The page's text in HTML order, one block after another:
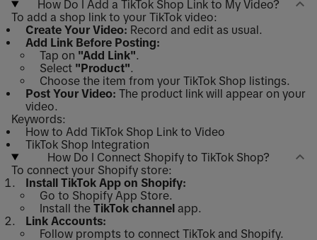
How Do I Add a TikTok Shop Link to My Video?
To add a shop link to your TikTok video:
Create Your Video: Record and edit as usual.
Add Link Before Posting:
Tap on "Add Link".
Select "Product".
Choose the item from your TikTok Shop listings.
Post Your Video: The product link will appear on your
video.
Keywords:
How to Add TikTok Shop Link to Video
TikTok Shop Integration
How Do I Connect Shopify to TikTok Shop?
To connect your Shopify store:
Install TikTok App on Shopify:
Go to Shopify App Store.
Install the TikTok channel app.
Link Accounts:
Follow prompts to connect TikTok and Shopify.